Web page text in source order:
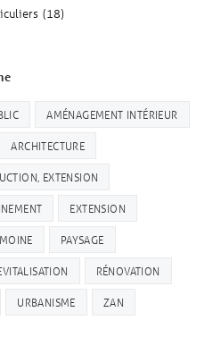
(18)
AMÉNAGEMENT INTÉRIEUR
ARCHITECTURE
EXTENSION
EXTENSION
PAYSAGE
RÉNOVATION
URBANISME ZAN